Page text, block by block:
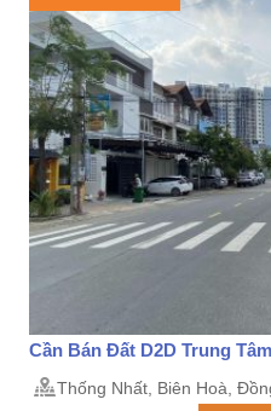
Cần Bán Đất D2D Trung
Thống Nhất, Biên Hoà,